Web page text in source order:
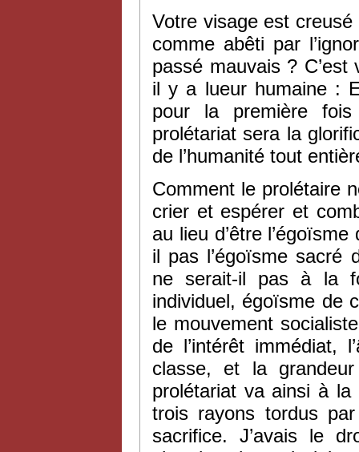
Votre visage est
comme abêti par
passé mauvais ?
il y a lueur humaine :
pour la première fois
prolétariat sera la
de l’humanité tout
Comment le prolétaire
crier et espérer et
au lieu d’être
il pas l’égoïsme sacré
ne serait-il pas à la
individuel, égoïsme de
le mouvement
de l’intérêt immédiat,
classe, et la
prolétariat va ainsi à
trois rayons tordus
sacrifice. J’avais le